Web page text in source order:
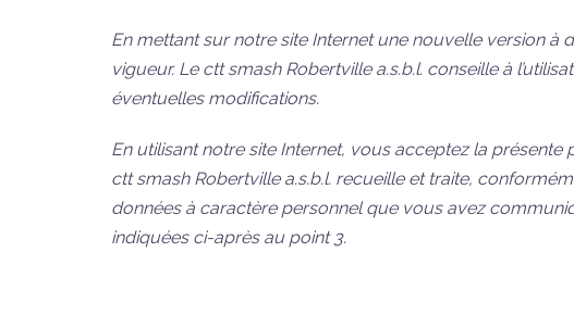
En mettant sur notre site Internet une nouvelle version
vigueur. Le ctt smash Robertville a.s.b.l. conseille à
éventuelles modifications.
En utilisant notre site Internet, vous acceptez la
ctt smash Robertville a.s.b.l. recueille et traite,
données à caractère personnel que vous avez
indiquées ci-après au point 3.